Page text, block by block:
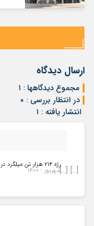
ارسال دیدگاه
مجموع دیدگاهها : ۱
در انتظار بررسی : ۰
انتشار یافته : ۱
رژه ۲۱۴ هزار تن میلگرد در بورس کالا - پیام خلیج فارس | پیام خلیج فارس
شهریور - ۱۴۰۰[…] […]